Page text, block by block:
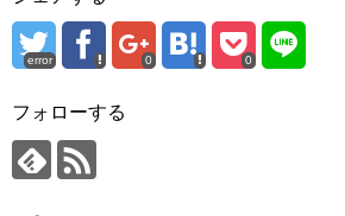
error 0 0
フォローする